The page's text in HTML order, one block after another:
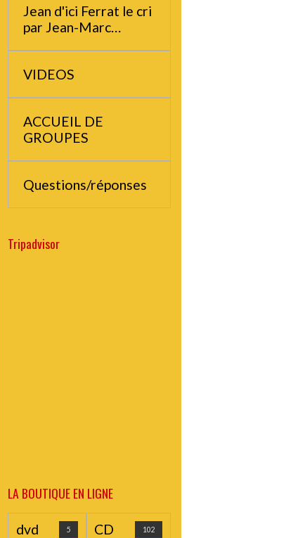
Jean d'ici Ferrat le cri
par Jean-Marc
VIDEOS
ACCUEIL DE
GROUPES
Questions/réponses
Tripadvisor
LA BOUTIQUE EN LIGNE
dvd 5 CD 102